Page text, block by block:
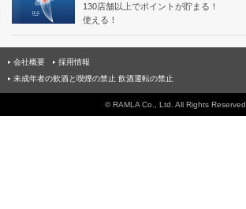
130店舗以上でポイントが貯まる！
使える！
会社概要
採用情報
未成年者の飲酒と喫煙の禁止 飲酒運転の禁止
© RAMLA Co., Ltd. All Rights Reserved.